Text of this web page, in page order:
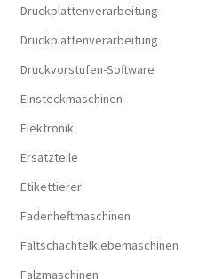
Druckplattenverarbeitung
Druckplattenverarbeitung
Druckvorstufen-Software
Einsteckmaschinen
Elektronik
Ersatzteile
Etikettierer
Fadenheftmaschinen
Faltschachtelklebemaschinen
Falzmaschinen